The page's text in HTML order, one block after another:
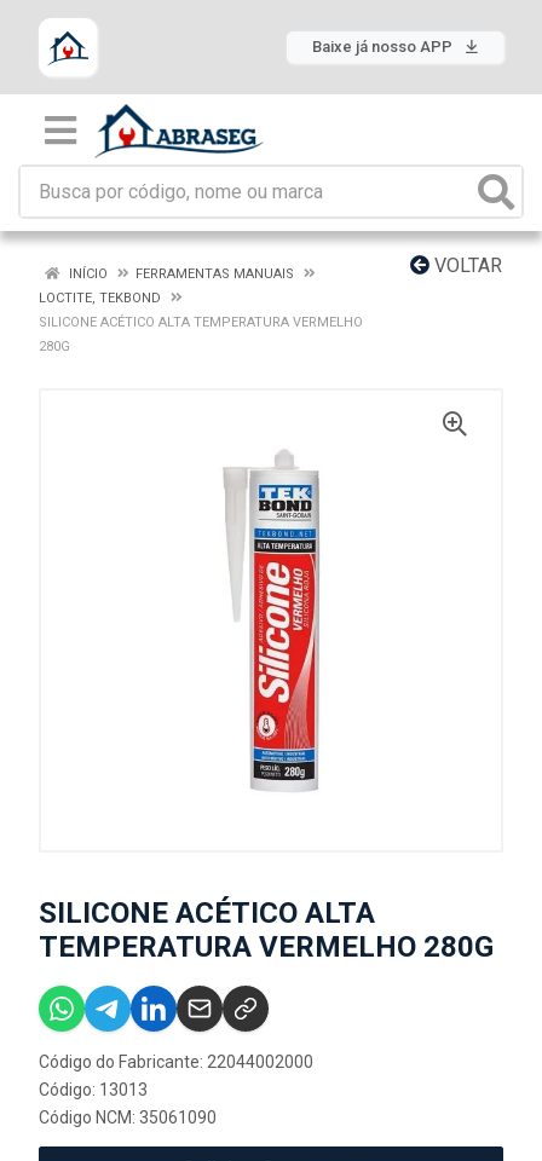
Baixe já nosso APP
VOLTAR
INÍCIO
FERRAMENTAS MANUAIS
LOCTITE, TEKBOND
SILICONE ACÉTICO ALTA TEMPERATURA VERMELHO
280G
SILICONE ACÉTICO ALTA
TEMPERATURA VERMELHO 280G
Código do Fabricante: 22044002000
Código: 13013
Código NCM: 35061090